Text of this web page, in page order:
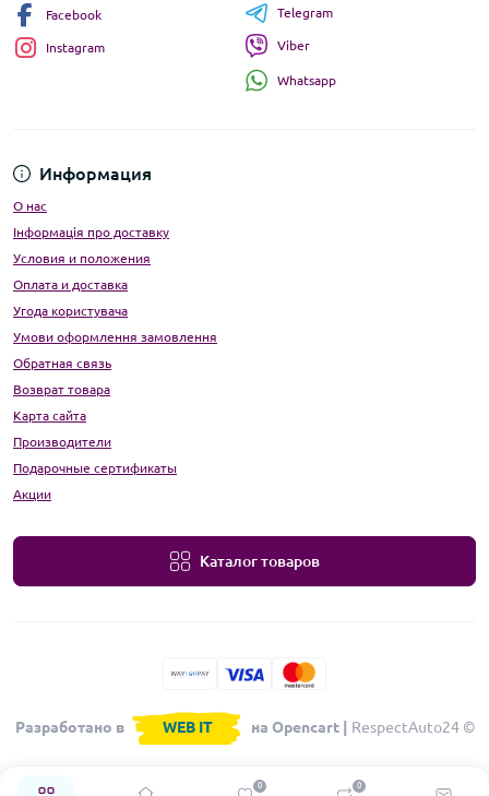
0 0
Информация
О нас
Інформація про доставку
Условия и положения
Оплата и доставка
Угода користувача
Умови оформлення замовлення
Обратная связь
Возврат товара
Карта сайта
Производители
Подарочные сертификаты
Акции
Каталог товаров
Facebook
Instagram
Telegram
Viber
Whatsapp
Разработано в WEB IT на Opencart | RespectAuto24 ©